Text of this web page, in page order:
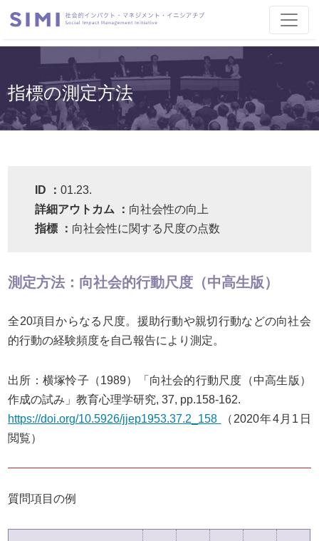
指標の測定方法
ID ：01.23.
詳細アウトカム ： 向社会性の向上
指標 ： 向社会性に関する尺度の点数
測定方法：向社会的行動尺度（中高生版）
全20項目からなる尺度。援助行動や親切行動などの向社会
的行動の経験頻度を自己報告により測定。
出所：横塚怜子（1989）「向社会的行動尺度（中高生版）
作成の試み」教育心理学研究, 37, pp.158-162.
https://doi.org/10.5926/jjep1953.37.2_158
（2020年4月1日
閲覧）
質問項目の例